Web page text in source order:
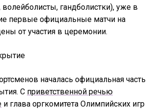
волейболисты, гандболистки), уже в
первые официальные матчи на
от участия в церемонии.
началась официальная часть
С приветственной речью
и глава оргкомитета Олимпийских игр